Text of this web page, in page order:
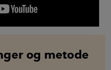
og metode